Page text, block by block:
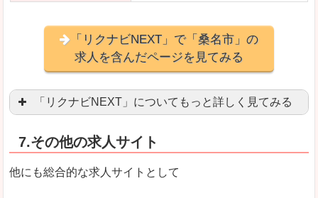
「リクナビNEXT」で「桑名市」の
求人を含んだページを見てみる
「リクナビNEXT」についてもっと詳しく見てみる
良いところ
7.その他の求人サイト
他にも総合的な求人サイトとして